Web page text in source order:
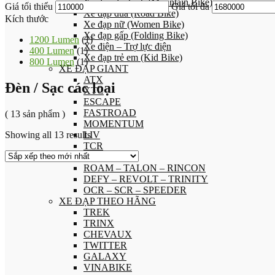
Xe đạp địa hình (Mountain Bike)
Xe đạp đua (Road Bike)
Xe đạp nữ (Women Bike)
Xe đạp gấp (Folding Bike)
Xe điện – Trợ lực điện
Xe đạp trẻ em (Kid Bike)
XE ĐẠP GIANT
ATX
XTC
ESCAPE
FASTROAD
MOMENTUM
LIV
TCR
PROPEL
ROAM – TALON – RINCON
DEFY – REVOLT – TRINITY
OCR – SCR – SPEEDER
XE ĐẠP THEO HÃNG
TREK
TRINX
CHEVAUX
TWITTER
GALAXY
VINABIKE
Giá tối thiểu
Giá tối đa
Kích thước
1200 Lumen (1)
400 Lumen (1)
800 Lumen (1)
Đèn / Sạc các loại
( 13 sản phẩm )
Showing all 13 results